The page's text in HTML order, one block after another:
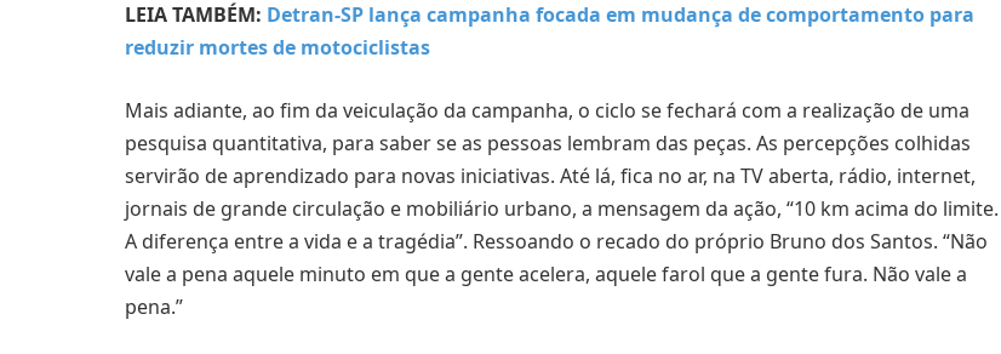
LEIA TAMBÉM: Detran-SP lança campanha focada em mudança de comportamento para
reduzir mortes de motociclistas
Mais adiante, ao fim da veiculação da campanha, o ciclo se fechará com a realização de uma
pesquisa quantitativa, para saber se as pessoas lembram das peças. As percepções colhidas
servirão de aprendizado para novas iniciativas. Até lá, fica no ar, na TV aberta, rádio, internet,
jornais de grande circulação e mobiliário urbano, a mensagem da ação, “10 km acima do limite.
A diferença entre a vida e a tragédia”. Ressoando o recado do próprio Bruno dos Santos. “Não
vale a pena aquele minuto em que a gente acelera, aquele farol que a gente fura. Não vale a
pena.”